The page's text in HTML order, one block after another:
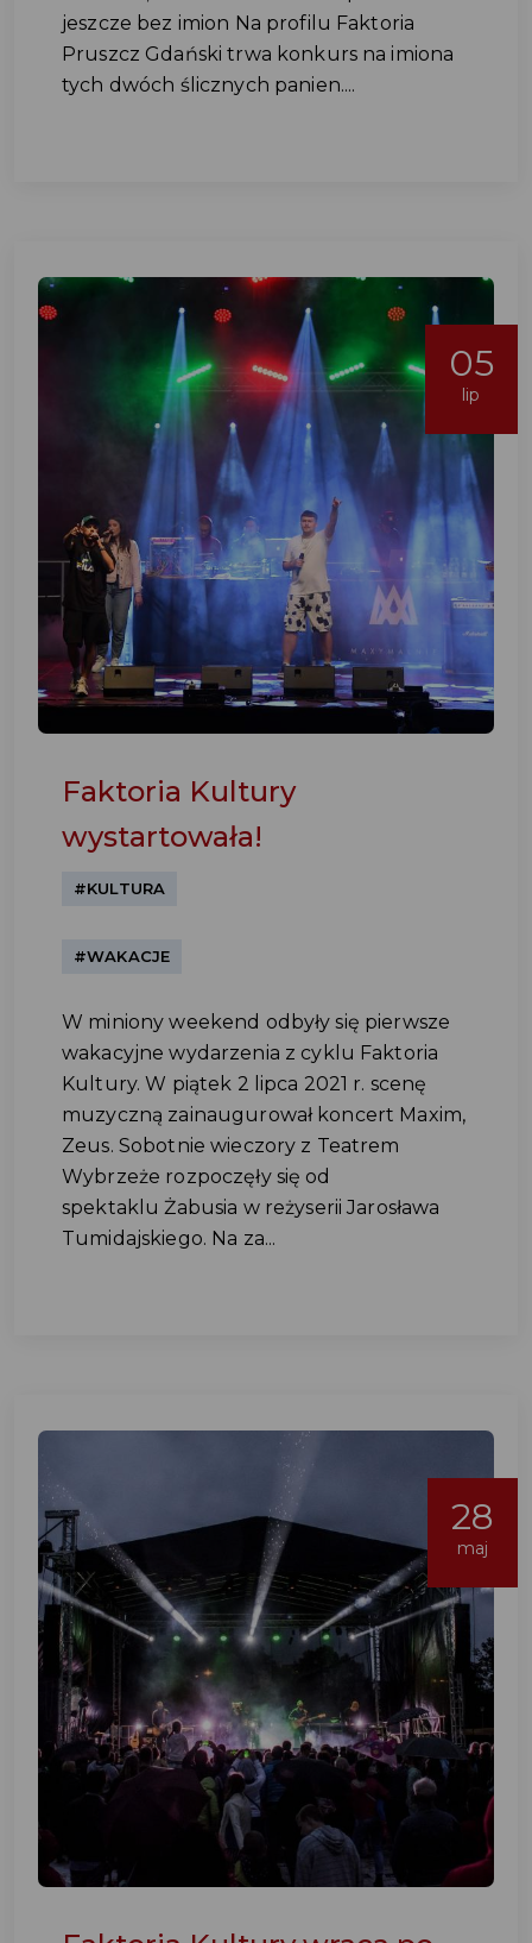
jeszcze bez imion Na profilu Faktoria
Pruszcz Gdański trwa konkurs na imiona
tych dwóch ślicznych panien....
05
lip
Faktoria Kultury
wystartowała!
#KULTURA
#WAKACJE
W miniony weekend odbyły się pierwsze
wakacyjne wydarzenia z cyklu Faktoria
Kultury. W piątek 2 lipca 2021 r. scenę
muzyczną zainaugurował koncert Maxim,
Zeus. Sobotnie wieczory z Teatrem
Wybrzeże rozpoczęły się od
spektaklu Żabusia w reżyserii Jarosława
Tumidajskiego. Na za...
28
maj